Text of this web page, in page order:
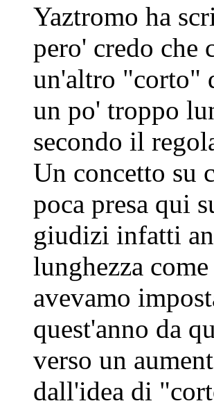
Yaztromo ha
pero' credo che
un'altro "corto"
un po' troppo
secondo il
Un concetto su
poca presa qui
giudizi infatti
lunghezza
avevamo
quest'anno da
verso un
dall'idea di